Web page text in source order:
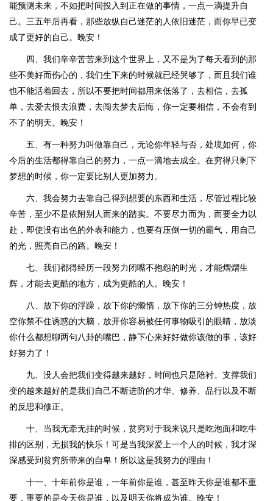
能预测未来，不如把时间投入到正在做的事情，一点一滴提升自
己。三五年后再看，那些放纵自己迷茫的人依旧迷茫，而你早已变
成了更好的自己。晚安！
四、我们辛辛苦苦来到这个世界上，又不是为了每天看到的那
些不美好而伤心的，我们生下来的时候就已经哭够了，而且我们谁
也不能活着回去，所以不要把时间都用来低落了，去相信，去孤
单，去爱去恨去浪费，去闯去梦去后悔，你一定要相信，不会有到
不了的明天。晚安！
五、有一种努力叫做靠自己，无论你年轻与否，处境如何，你
今后的生活都得靠自己的努力，一点一滴地去成全。在穷得只剩下
梦想的时候，你一定要比别人更加努力。
六、我会努力去靠自己得到想要的东西和生活，尽管过程比较
辛苦，至少不是依附别人而来的踏实。不要尽力而为，而要全力以
赴，即使没有出色的外表和能力，也要有压倒一切的霸气，用自己
的光，照亮自己的路。晚安！
七、我们都得经历一段努力闭嘴不抱怨的时光，才能熠熠生
辉，才能去更酷的地方，成为更酷的人。晚安！
八、放下你的浮躁，放下你的懒惰，放下你的三分钟热度，放
空你禁不住诱惑的大脑，放开你容易被任何事物吸引的眼睛，放淡
你什么都想聊两句八卦的嘴巴，静下心来好好做你该做的事，该好
好努力了！
九、没人会把我们变得越来越好，时间也只是陪衬。支撑我们
变的越来越好的是我们自己不断进阶的才华、修养、品行以及不断
的反思和修正。
十、当我无牵无挂的时候，贫穷对于我来说只是吃泡面和吃牛
排的区别，无损我的快乐！可是当我深爱上一个人的时候，我才深
深感受到贫穷所带来的自卑！所以这是我努力的理由！
十一、十年前你是谁，一年前你是谁，甚至昨天你是谁都不重
要，重要的是今天你是谁，以及明天你将成为谁。晚安！